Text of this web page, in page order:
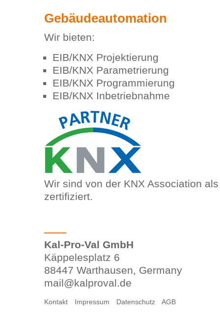
Gebäudeautomation
Wir bieten:
EIB/KNX Projektierung
EIB/KNX Parametrierung
EIB/KNX Programmierung
EIB/KNX Inbetriebnahme
Wir sind von der KNX Association
zertifiziert.
Kal-Pro-Val GmbH
Käppelesplatz 6
88447 Warthausen, Germany
mail@kalproval.de
Kontakt Impressum Datenschutz AGB